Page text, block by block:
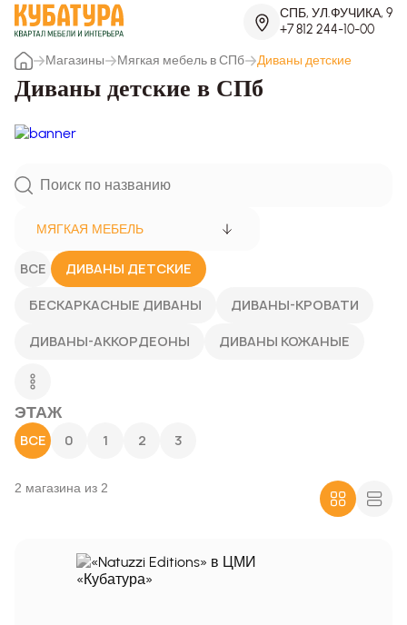
СПБ, УЛ.ФУЧИКА, 9
+7 812 244-10-00
Магазины
Мягкая мебель в СПб Диваны детские
Диваны детские в СПб
МЯГКАЯ МЕБЕЛЬ
ВСЕ ДИВАНЫ ДЕТСКИЕ
БЕСКАРКАСНЫЕ ДИВАНЫ ДИВАНЫ-КРОВАТИ
ДИВАНЫ-АККОРДЕОНЫ ДИВАНЫ КОЖАНЫЕ
ЭТАЖ
ВСЕ 0 1 2 3
2 магазина из 2